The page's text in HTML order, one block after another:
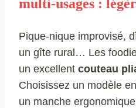
multi-usages :
Pique-nique improvisé,
un gîte rural… Les
un excellent couteau
Choisissez un modèle
un manche